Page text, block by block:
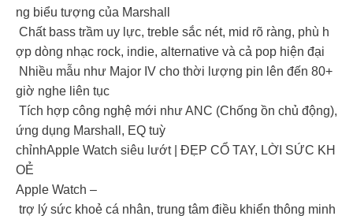
ng biểu tượng của Marshall
Chất bass trầm uy lực, treble sắc nét, mid rõ ràng, phù h
ợp dòng nhạc rock, indie, alternative và cả pop hiện đại
Nhiều mẫu như Major IV cho thời lượng pin lên đến 80+
giờ nghe liên tục
Tích hợp công nghệ mới như ANC (Chống ồn chủ động),
ứng dụng Marshall, EQ tuỳ
chỉnhApple Watch siêu lướt | ĐẸP CỔ TAY, LỜI SỨC KH
OẺ
Apple Watch –
trợ lý sức khoẻ cá nhân, trung tâm điều khiển thông minh